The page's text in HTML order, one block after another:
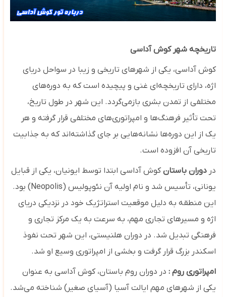
تاریخچه شهر کوش آداسی
کوش آداسی، یکی از شهرهای تاریخی و زیبا در سواحل دریای
اژه، دارای تاریخچه‌ای غنی و پیچیده است که به دوره‌های
مختلفی از تمدن بشری بازمی‌گردد. این شهر در طول تاریخ،
تحت تأثیر فرهنگ‌ها و امپراتوری‌های مختلفی قرار گرفته و هر
یک از این دوره‌ها نشانه‌هایی بر جای گذاشته‌اند که به جذابیت
تاریخی آن افزوده است.
دردوران باستانکوش آداسی ابتدا توسط ایونیان، یکی از قبایل
یونانی، تأسیس شد و نام اولیه آن نئوپولیس (Neopolis) بود.
این منطقه به دلیل موقعیت استراتژیک خود در نزدیکی دریای
اژه و مسیرهای تجاری مهم، به سرعت به یک مرکز تجاری و
فرهنگی تبدیل شد. در دوران هلنیستی، این شهر تحت نفوذ
اسکندر بزرگ قرار گرفت و بخشی از امپراتوری وسیع او شد.
امپراتوری روم :در دوران روم باستان، کوش آداسی به عنوان
یکی از شهرهای مهم ایالت آسیا (آسیای صغیر) شناخته می‌شد.